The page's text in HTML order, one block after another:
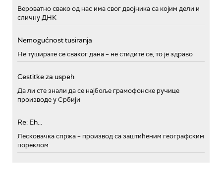
Вероватно свако од нас има свог двојника са којим дели и
сличну ДНК
Nemogućnost tusiranja
Не туширате се сваког дана – не стидите се, то је здраво
Cestitke za uspeh
Да ли сте знали да се најбоље грамофонске ручице
производе у Србији
Re: Eh...
Лесковачка спржа – производ са заштићеним географским
пореклом